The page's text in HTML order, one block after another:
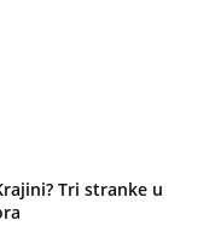
Tri stranke u